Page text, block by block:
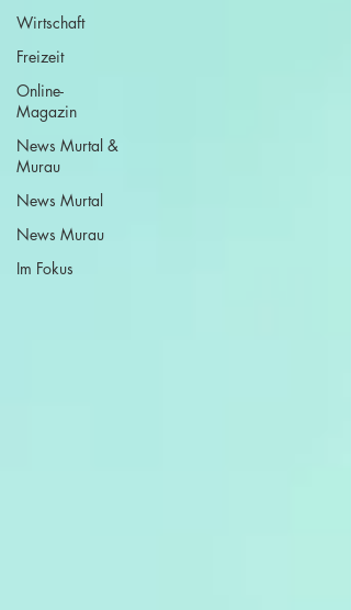
Wirtschaft
Freizeit
Online-
Magazin
News Murtal &
Murau
News Murtal
News Murau
Im Fokus